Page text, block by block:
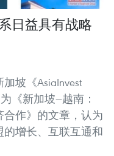
日益具有战略
坡《AsiaInvest
《新加坡—越南：
作》的文章，认为
增长、互联互通和